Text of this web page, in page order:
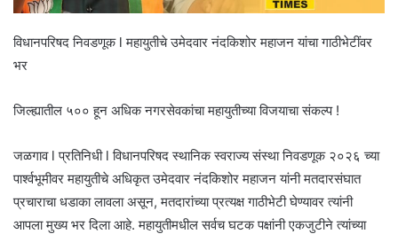
विधानपरिषद निवडणूक l महायुतीचे उमेदवार नंदकिशोर महाजन यांचा गाठीभेटींवर
भर
जिल्ह्यातील ५०० हून अधिक नगरसेवकांचा महायुतीच्या विजयाचा संकल्प !
जळगाव l प्रतिनिधी l विधानपरिषद स्थानिक स्वराज्य संस्था निवडणूक २०२६ च्या
पार्श्वभूमीवर महायुतीचे अधिकृत उमेदवार नंदकिशोर महाजन यांनी मतदारसंघात
प्रचाराचा धडाका लावला असून, मतदारांच्या प्रत्यक्ष गाठीभेटी घेण्यावर त्यांनी
आपला मुख्य भर दिला आहे. महायुतीमधील सर्वच घटक पक्षांनी एकजुटीने त्यांच्या